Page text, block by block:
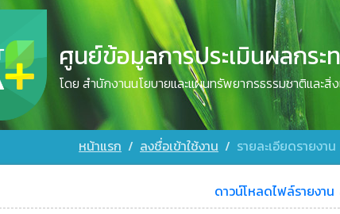
ศูนย์ข้อมูลการประเมินผลกร
โดย สำนักงานนโยบายและแผนทรัพยากรธรรมชาติและสิ่
หน้าแรก ลงชื่อเข้าใช้งาน รายละเอียดรายงาน
ดาวน์โหลดไฟล์รายงาน